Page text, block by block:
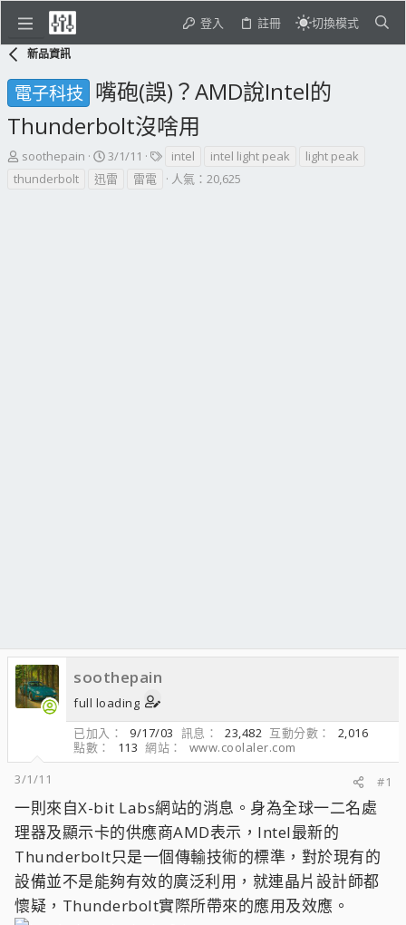
登入 註冊 切換模式
新品資訊
電子科技 嘴砲(誤)？AMD說Intel的
Thunderbolt沒啥用
主
soothepain
開
始
日
3/1/11
標intel intel light peak
light peak
thunderbolt
迅雷 雷電 人氣：20,625
soothepain
full loading
已加入
9/17/03 訊息 23,482 互動分數
2,016
點數
113 網站
www.coolaler.com
3/1/11
#1
一則來自X-bit Labs網站的消息。身為全球一二名處
理器及顯示卡的供應商AMD表示，Intel最新的
Thunderbolt只是一個傳輸技術的標準，對於現有的
設備並不是能夠有效的廣泛利用，就連晶片設計師都
懷疑，Thunderbolt實際所帶來的應用及效應。